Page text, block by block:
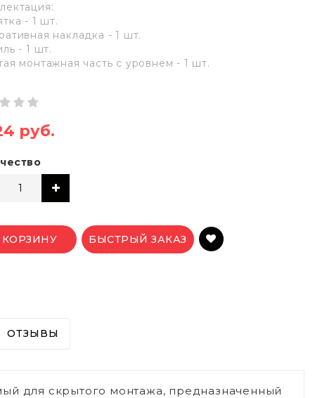
- 1 шт.
накладка - 1 шт.
- 1 шт.
монтажная часть с уровнем - 1 шт.
руб.
КОРЗИНУ БЫСТРЫЙ ЗАКАЗ
ОТЗЫВЫ
для скрытого монтажа, предназначенный